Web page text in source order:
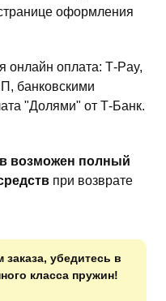
оформления
онлайн оплата: T‑Pay,
банковскими
"Долями" от Т-Банк.
возможен полный
при возврате
убедитесь в
класса пружин!